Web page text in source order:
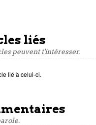
liés
peuvent t'intéresser.
lié à celui-ci.